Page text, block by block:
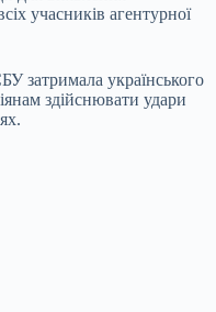
учасників агентурної
затримала українського
здійснювати удари